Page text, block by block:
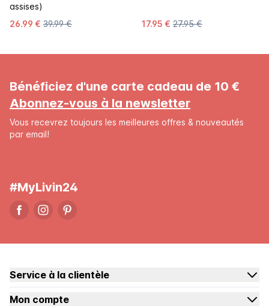
assises)
26.99 € 39.99 € 17.95 € 27.95 €
Bénéficiez d'une carte cadeau de 10 €
Abonnez-vous à la newsletter
Vous recevrez toujours les meilleures offres & nouveautés
par email!
#MyLivin24
Service à la clientèle
Mon compte